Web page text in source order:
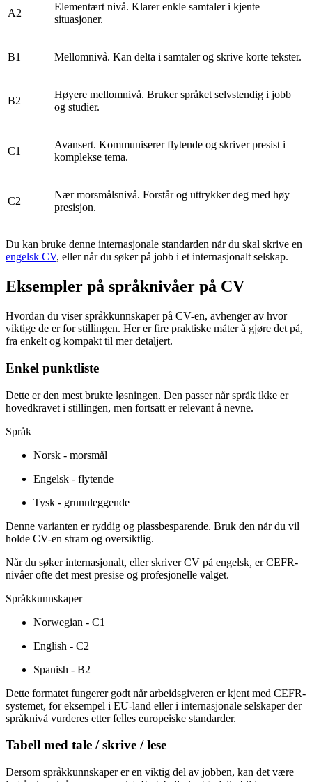
A2
Elementært nivå. Klarer enkle samtaler i kjente
situasjoner.
B1 Mellomnivå. Kan delta i samtaler og skrive korte tekster.
B2
Høyere mellomnivå. Bruker språket selvstendig i jobb
og studier.
C1
Avansert. Kommuniserer flytende og skriver presist i
komplekse tema.
C2
Nær morsmålsnivå. Forstår og uttrykker deg med høy
presisjon.
Du kan bruke denne internasjonale standarden når du skal skrive en
engelsk CV, eller når du søker på jobb i et internasjonalt selskap.
Eksempler på språknivåer på CV
Hvordan du viser språkkunnskaper på CV-en, avhenger av hvor
viktige de er for stillingen. Her er fire praktiske måter å gjøre det på,
fra enkelt og kompakt til mer detaljert.
Enkel punktliste
Dette er den mest brukte løsningen. Den passer når språk ikke er
hovedkravet i stillingen, men fortsatt er relevant å nevne.
Språk
Norsk - morsmål
Engelsk - flytende
Tysk - grunnleggende
Denne varianten er ryddig og plassbesparende. Bruk den når du vil
holde CV-en stram og oversiktlig.
Når du søker internasjonalt, eller skriver CV på engelsk, er CEFR-
nivåer ofte det mest presise og profesjonelle valget.
Språkkunnskaper
Norwegian - C1
English - C2
Spanish - B2
Dette formatet fungerer godt når arbeidsgiveren er kjent med CEFR-
systemet, for eksempel i EU-land eller i internasjonale selskaper der
språknivå vurderes etter felles europeiske standarder.
Tabell med tale / skrive / lese
Dersom språkkunnskaper er en viktig del av jobben, kan det være